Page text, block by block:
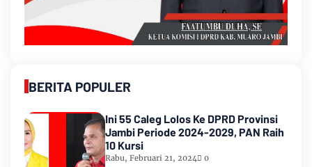
BERITA POPULER
Ini 55 Caleg Lolos Ke DPRD Provinsi
Jambi Periode 2024-2029, PAN Raih
10 Kursi
Rabu, Februari 21, 2024 0